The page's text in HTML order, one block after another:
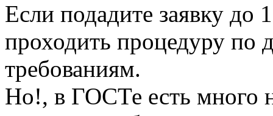
Если подадите заявку до
проходить процедуру по
требованиям.
Но!, в ГОСТе есть много